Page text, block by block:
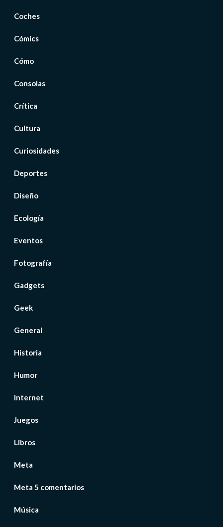
Coches
Cómics
Cómo
Consolas
Crítica
Cultura
Curiosidades
Deportes
Diseño
Ecología
Eventos
Fotografía
Gadgets
Geek
General
Historia
Humor
Internet
Juegos
Libros
Meta
Meta 5 comentarios
Música